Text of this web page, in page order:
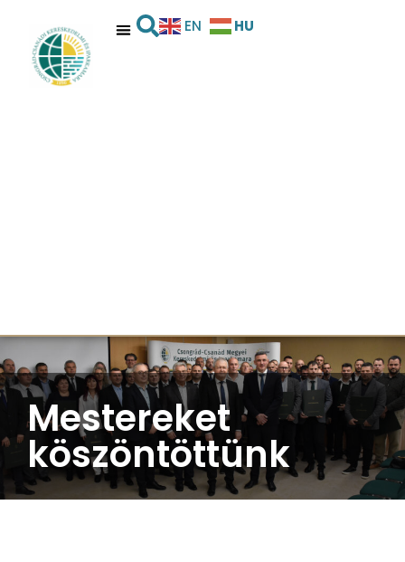
EN HU
Mestereket
köszöntöttünk